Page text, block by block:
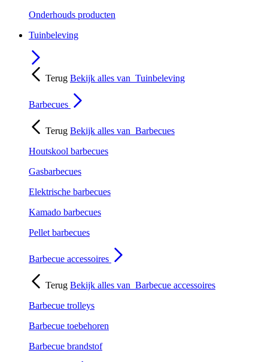
Onderhouds producten
Tuinbeleving
Terug Bekijk alles van Tuinbeleving
Barbecues
Terug Bekijk alles van Barbecues
Houtskool barbecues
Gasbarbecues
Elektrische barbecues
Kamado barbecues
Pellet barbecues
Barbecue accessoires
Terug Bekijk alles van Barbecue accessoires
Barbecue trolleys
Barbecue toebehoren
Barbecue brandstof